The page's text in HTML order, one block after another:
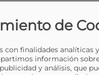
de
con finalidades analíticas
información
y análisis, que